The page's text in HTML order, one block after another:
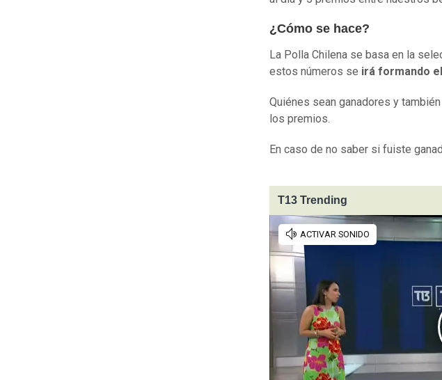
¿Cómo se hace?
La Polla Chilena se basa en la
estos números se irá formando
Quiénes sean ganadores y
los premios.
En caso de no saber si fuiste
T13 Trending